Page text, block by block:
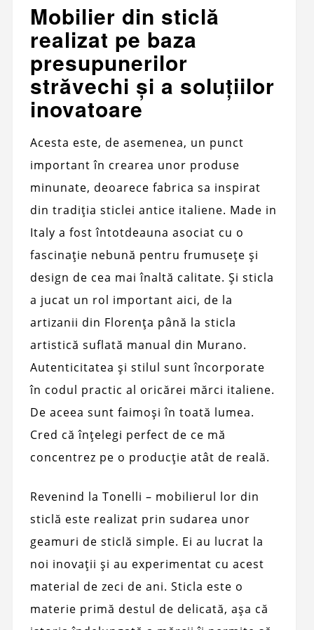
Mobilier din sticlă
realizat pe baza
presupunerilor
străvechi și a soluțiilor
inovatoare
Acesta este, de asemenea, un punct
important în crearea unor produse
minunate, deoarece fabrica sa inspirat
din tradiția sticlei antice italiene. Made in
Italy a fost întotdeauna asociat cu o
fascinație nebună pentru frumusețe și
design de cea mai înaltă calitate. Și sticla
a jucat un rol important aici, de la
artizanii din Florența până la sticla
artistică suflată manual din Murano.
Autenticitatea și stilul sunt încorporate
în codul practic al oricărei mărci italiene.
De aceea sunt faimoși în toată lumea.
Cred că înțelegi perfect de ce mă
concentrez pe o producție atât de reală.
Revenind la Tonelli – mobilierul lor din
sticlă este realizat prin sudarea unor
geamuri de sticlă simple. Ei au lucrat la
noi inovații și au experimentat cu acest
material de zeci de ani. Sticla este o
materie primă destul de delicată, așa că